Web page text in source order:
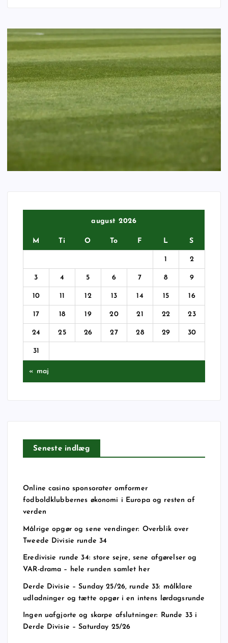
august 2026
M Ti O To F L S
1 2
3 4 5 6 7 8 9
10 11 12 13 14 15 16
17 18 19 20 21 22 23
24 25 26 27 28 29 30
31
« maj
Seneste indlæg
Online casino sponsorater omformer
fodboldklubbernes økonomi i Europa og resten af
verden
Målrige opgør og sene vendinger: Overblik over
Tweede Divisie runde 34
Eredivisie runde 34: store sejre, sene afgørelser og
VAR-drama – hele runden samlet her
Derde Divisie – Sunday 25/26, runde 33: målklare
udladninger og tætte opgør i en intens lørdagsrunde
Ingen uafgjorte og skarpe afslutninger: Runde 33 i
Derde Divisie – Saturday 25/26